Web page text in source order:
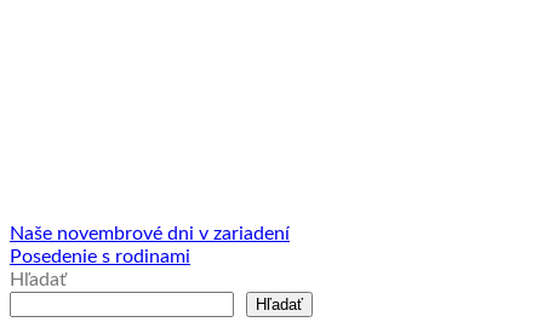
Naše novembrové dni v zariadení
Posedenie s rodinami
Hľadať
Hľadať